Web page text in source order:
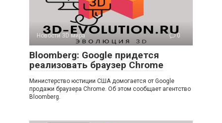
Новости 3D мира 0
Bloomberg: Google придется
реализовать браузер Chrome
Министерство юстиции США домогается от Google
продажи браузера Chrome. Об этом сообщает агентство
Bloomberg.